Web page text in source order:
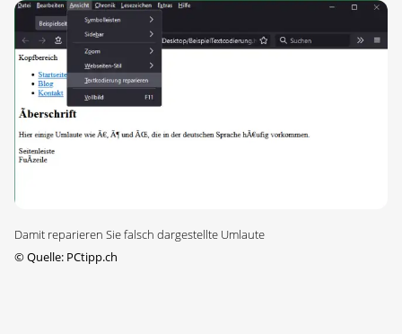
Damit reparieren Sie falsch dargestellte Umlaute
©Quelle: PCtipp.ch